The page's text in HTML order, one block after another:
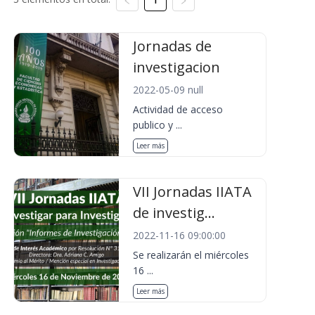
Jornadas de
investigacion
2022-05-09 null
Actividad de acceso
publico y ...
Leer más
VII Jornadas IIATA
de investig...
2022-11-16 09:00:00
Se realizarán el miércoles
16 ...
Leer más